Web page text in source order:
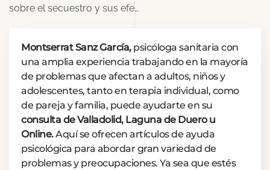
sobre el secuestro y sus efe…
Montserrat Sanz García,psicóloga sanitaria con
una amplia experiencia trabajando en la mayoría
de problemas que afectan a adultos, niños y
adolescentes, tanto en terapia individual, como
de pareja y familia, puede ayudarte en su
consulta de Valladolid, Laguna de Duero u
Online.Aquí se ofrecen artículos de ayuda
psicológica para abordar gran variedad de
problemas y preocupaciones. Ya sea que estés